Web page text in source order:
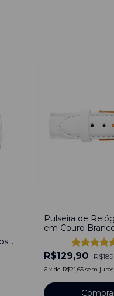
Pulseira de
em Couro
de Fivela com
R$129,90
6 x de R$21,65 sem juros